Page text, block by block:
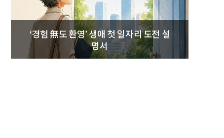
‘경험 無도 환영’ 생애 첫 일자리 도전 설
명서